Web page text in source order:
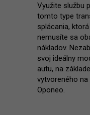
Využite službu
tomto type
splácania,
nemusíte sa
nákladov.
svoj ideálny
autu, na
vytvoreného
Oponeo.